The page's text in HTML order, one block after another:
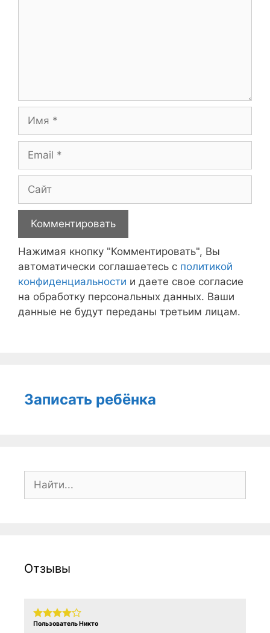
Нажимая кнопку "Комментировать", Вы
автоматически соглашаетесь с политикой
конфиденциальности и даете свое согласие
на обработку персональных данных. Ваши
данные не будут переданы третьим лицам.
Записать ребёнка
Поиск:
Отзывы
Пользователь Никто